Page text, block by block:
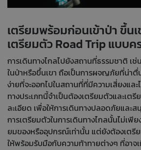
เตรียมพร้อมก่อนเข้าป่า ขึ้น
เตรียมตัว Road Trip แบบค
การเดินทางไกลไปยังสถานที่ธรรมชาติ เช่
ในป่าหรือขึ้นเขา ถือเป็นการผจญภัยที่น่าตื่
ง่ายที่จะออกไปในสถานที่ที่มีความเสี่ยงและ
ทางประเภทนี้จำเป็นต้องเตรียมตัวและเต
ละเอียด เพื่อให้การเดินทางปลอดภัยและ
การเตรียมตัวในการเดินทางไกลนั้นไม่เพี
ยมของหรืออุปกรณ์เท่านั้น แต่ยังต้องเตรีย
ให้พร้อมรับมือกับความท้าทายต่างๆ ที่อาจ